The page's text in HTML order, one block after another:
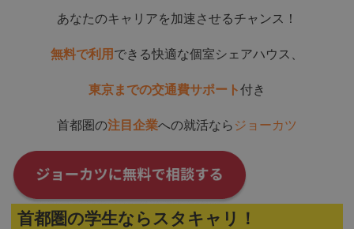
あなたのキャリアを加速させるチャンス！
無料で利用 できる快適な個室シェアハウス、
東京までの交通費サポート付き
首都圏の注目企業への就活なら ジョーカツ
首都圏の学生ならスタキャリ！